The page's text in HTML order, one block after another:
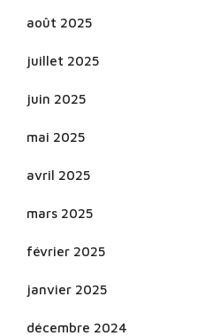
août 2025
juillet 2025
juin 2025
mai 2025
avril 2025
mars 2025
février 2025
janvier 2025
décembre 2024